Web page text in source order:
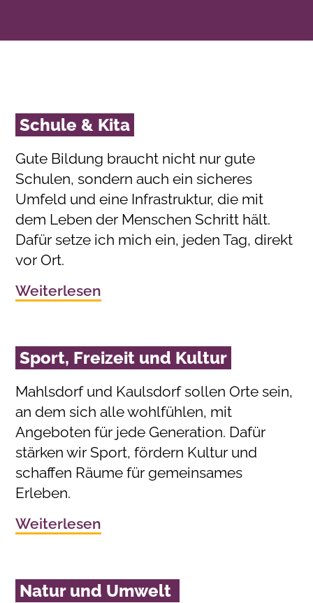
Schule & Kita
Gute Bildung braucht nicht nur gute
Schulen, sondern auch ein sicheres
Umfeld und eine Infrastruktur, die mit
dem Leben der Menschen Schritt hält.
Dafür setze ich mich ein, jeden Tag, direkt
vor Ort.
Weiterlesen
Sport, Freizeit und Kultur
Mahlsdorf und Kaulsdorf sollen Orte sein,
an dem sich alle wohlfühlen, mit
Angeboten für jede Generation. Dafür
stärken wir Sport, fördern Kultur und
schaffen Räume für gemeinsames
Erleben.
Weiterlesen
Natur und Umwelt